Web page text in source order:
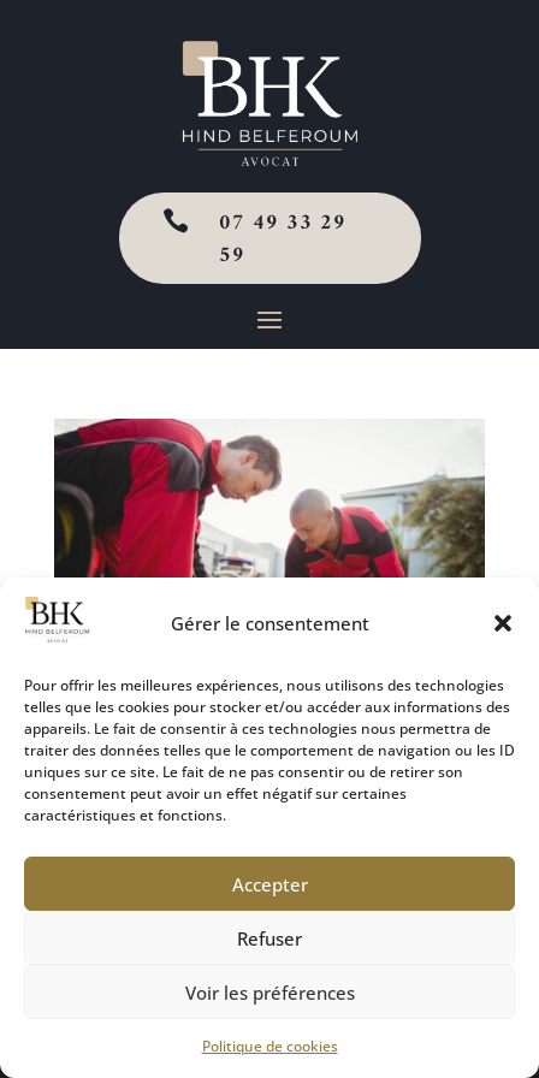
Gérer le consentement
Pour offrir les meilleures expériences, nous utilisons des technologies
telles que les cookies pour stocker et/ou accéder aux informations des
appareils. Le fait de consentir à ces technologies nous permettra de
traiter des données telles que le comportement de navigation ou les ID
uniques sur ce site. Le fait de ne pas consentir ou de retirer son
consentement peut avoir un effet négatif sur certaines
caractéristiques et fonctions.
Accepter
Refuser
Voir les préférences
Politique de cookies

07 49 33 29
59
L’importance d’un accompagnement spécialisé pour les
victimes de dommages corporels
28 Sep 2024|Défense des victimes
procédures relatives aux dommages corporels rend
indispensable l’accompagnement par des
professionnels qualifiés, en particulier par un avocat